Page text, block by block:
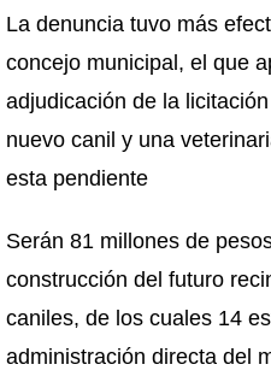
La denuncia tuvo más
concejo municipal, el que
adjudicación de la
nuevo canil y una
esta pendiente
Serán 81 millones de
construcción del futuro
caniles, de los cuales 14
administración directa del